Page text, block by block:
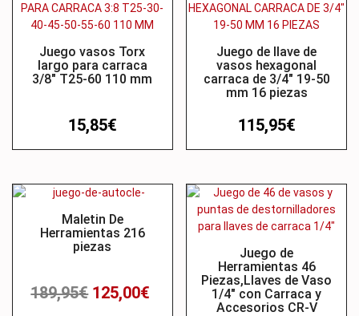
Juego vasos Torx
largo para carraca
3/8″ T25-60 110 mm
15,85€
Juego de llave de
vasos hexagonal
carraca de 3/4″ 19-50
mm 16 piezas
115,95€
Maletin De
Herramientas 216
piezas
189,95€ 125,00€
Juego de
Herramientas 46
Piezas,Llaves de Vaso
1/4″ con Carraca y
Accesorios CR-V